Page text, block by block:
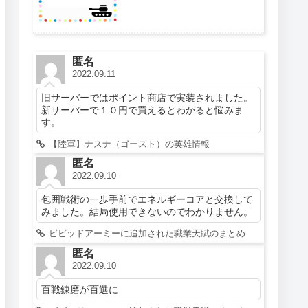
匿名
2022.09.11
旧サーバーではポイント商店で実装されました。
新サーバーで１０円で買えるとわかると悩みま
す。
【陸軍】ナスナ（ゴースト）の英雄情報
匿名
2022.09.10
包囲戦術の一歩手前でエネルギーコアと交換して
みました。結局使用できないのでわかりません。
ビビッドアーミーに追加された職業天賦のまとめ
匿名
2022.09.10
百戦錬磨が百選に